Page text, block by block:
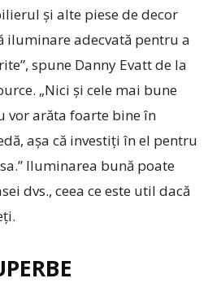
și alte piese de decor
iluminare adecvată pentru a
spune Danny Evatt de la
„Nici și cele mai bune
vor arăta foarte bine în
așa că investiți în el pentru
Iluminarea bună poate
dvs., ceea ce este util dacă